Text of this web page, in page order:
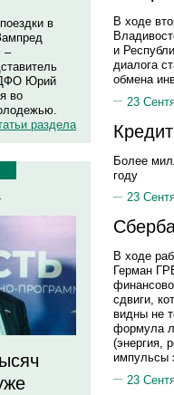
в
–
Юрий
во
раздела
В ходе
и
диалога
обмена
23
Более
году
23
В ходе
Герман
сдвиги,
видны не
формула
(энергия,
импульсы
23